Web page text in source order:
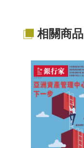
相關商品